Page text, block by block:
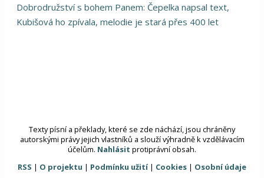
Dobrodružství s bohem Panem: Čepelka napsal text,
Kubišová ho zpívala, melodie je stará přes 400 let
Texty písní a překlady, které se zde náchází, jsou chráněny
autorskými právy jejich vlastníků a slouží výhradně k vzdělávacím
účelům. Nahlásit protiprávní obsah.
RSS | O projektu | Podmínku užití| Cookies | Osobní údaje